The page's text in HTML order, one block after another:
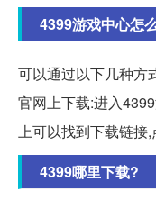
4399游戏中心怎
可以通过以下几种方
官网上下载:进入
上可以找到下载链接,
4399哪里下载?